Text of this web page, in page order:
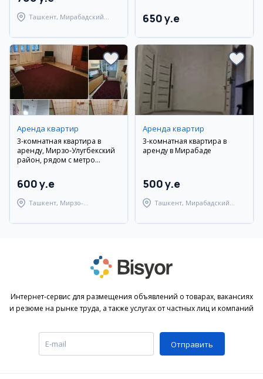
Ташкент, Мирабадский
650 y.e
Аренда квартир
3-комнатная квартира в
аренду, Мирзо-Улугбекский
район, рядом с метро
600 y.e
Ташкент, Мирзо-
Аренда квартир
3-комнатная квартира в
аренду в Мирабаде
500 y.e
Ташкент, Мирабадский
Интернет-сервис для размещения объявлений о товарах, вакансиях
и резюме на рынке труда, а также услугах от частных лиц и компаний
Отправить